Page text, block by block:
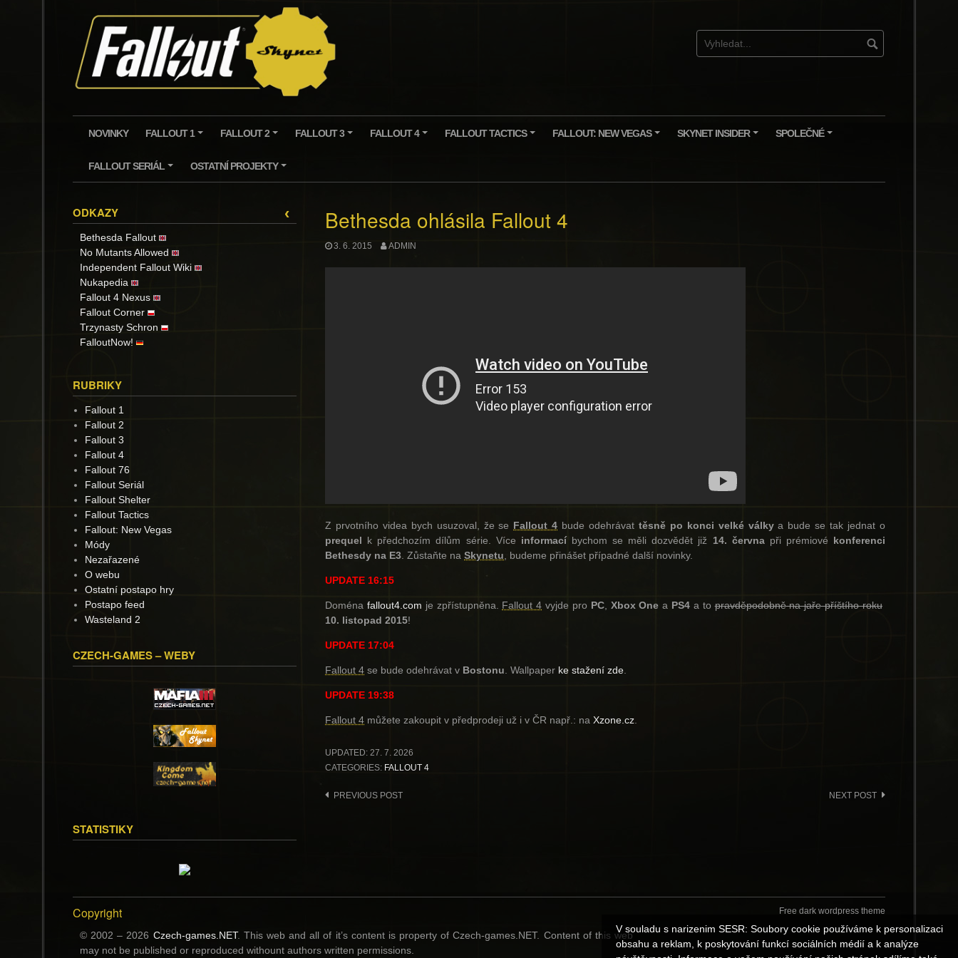
NOVINKY FALLOUT 1 FALLOUT 2 FALLOUT 3 FALLOUT 4 FALLOUT TACTICS FALLOUT: NEW VEGAS SKYNET INSIDER SPOLEČNÉ
+
FALLOUT SERIÁL
+
OSTATNÍ PROJEKTY
Bethesda ohlásila Fallout 4
3. 6. 2015 ADMIN
Z prvotního videa bych usuzoval, že se Fallout 4 bude odehrávat těsně po konci velké válkya bude se tak jednat o
prequel k předchozím dílům série. Více informacíbychom se měli dozvědět již 14. červnapři prémiové konferenci
Bethesdy na E3. Zůstaňte na Skynetu, budeme přinášet případné další novinky.
UPDATE 16:15
Doména fallout4.com je zpřístupněna. Fallout 4 vyjde pro PC, Xbox Onea PS4 a topravděpodobně na jaře příštího roku
10. listopad 2015!
UPDATE 17:04
Fallout 4 se bude odehrávat v Bostonu. Wallpaper ke stažení zde.
UPDATE 19:38
Fallout 4 můžete zakoupit v předprodeji už i v ČR např.: na Xzone.cz.
UPDATED: 27. 7. 2026
CATEGORIES: FALLOUT 4
Post
PREVIOUS POST NEXT POST
‹
ODKAZY
Bethesda Fallout
No Mutants Allowed
Independent Fallout Wiki
Nukapedia
Fallout 4 Nexus
Fallout Corner
Trzynasty Schron
FalloutNow!
RUBRIKY
Fallout 1
Fallout 2
Fallout 3
Fallout 4
Fallout 76
Fallout Seriál
Fallout Shelter
Fallout Tactics
Fallout: New Vegas
Módy
Nezařazené
O webu
Ostatní postapo hry
Postapo feed
Wasteland 2
CZECH-GAMES – WEBY
STATISTIKY
Copyright
© 2002 – 2026 Czech-games.NET. This web and all of it’s content is property of Czech-games.NET. Content of this web
may not be published or reproduced withount authors written permissions.
Free dark wordpress theme
V souladu s narizenim SESR: Soubory cookie používáme k personalizaci
obsahu a reklam, k poskytování funkcí sociálních médií a k analýze